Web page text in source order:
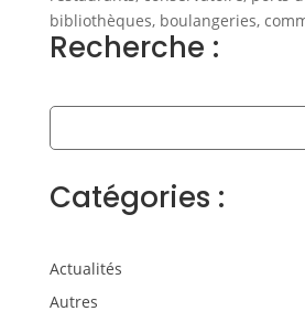
bibliothèques, boulangeries,
Recherche :
Catégories :
Actualités
Autres